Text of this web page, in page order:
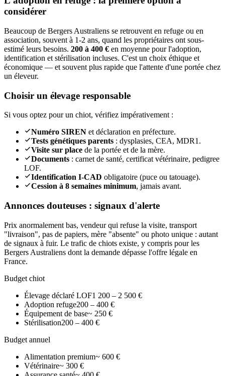
considérer
Beaucoup de Bergers Australiens se retrouvent en refuge ou en
association, souvent à 1-2 ans, quand les propriétaires ont sous-
estimé leurs besoins. 200 à 400 € en moyenne pour l'adoption,
identification et stérilisation incluses. C'est un choix éthique et
économique — et souvent plus rapide que l'attente d'une portée chez
un éleveur.
Choisir un élevage responsable
Si vous optez pour un chiot, vérifiez impérativement :
Numéro SIREN et déclaration en préfecture.
Tests génétiques parents : dysplasies, CEA, MDR1.
Visite sur place de la portée et de la mère.
Documents : carnet de santé, certificat vétérinaire, pedigree
LOF.
Identification I-CAD obligatoire (puce ou tatouage).
Cession à 8 semaines minimum, jamais avant.
Annonces douteuses : signaux d'alerte
Prix anormalement bas, vendeur qui refuse la visite, transport
"livraison", pas de papiers, mère "absente" ou photo unique : autant
de signaux à fuir. Le trafic de chiots existe, y compris pour les
Bergers Australiens dont la demande dépasse l'offre légale en
France.
Budget chiot
Élevage déclaré LOF1 200 – 2 500 €
Adoption refuge200 – 400 €
Équipement de base~ 250 €
Stérilisation200 – 400 €
Budget annuel
Alimentation premium~ 600 €
Vétérinaire~ 300 €